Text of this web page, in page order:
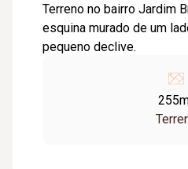
Terreno no bairro Jardim Brasília
esquina murado de um
pequeno declive.